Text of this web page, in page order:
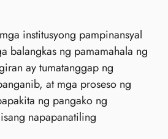
institusyong pampinansyal
balangkas ng pamamahala ng
ay tumatanggap ng
at mga proseso ng
ng pangako ng
napapanatiling